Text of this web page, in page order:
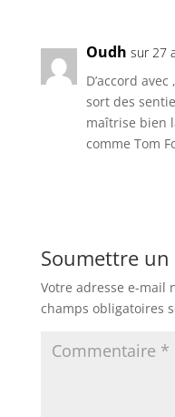
Oudh sur 27
D’accord
sort des
maîtrise bien
comme Tom
Soumettre
Votre adresse e-mail
champs obligatoires